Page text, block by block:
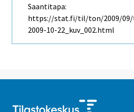
Saantitapa:
https://stat.fi/til/ton/2009/09/
2009-10-22_kuv_002.html